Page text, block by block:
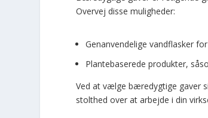
Overvej disse muligheder:
Genanvendelige vandflasker
Plantebaserede produkter,
Ved at vælge bæredygtige gaver
stolthed over at arbejde i din